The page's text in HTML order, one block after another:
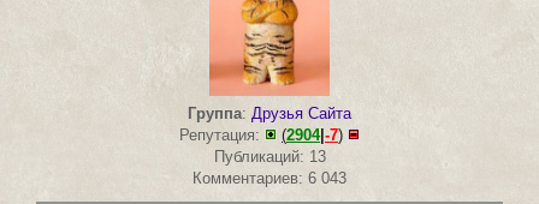
Группа: Друзья Сайта
Репутация:
(2904| -7)
Публикаций: 13
Комментариев: 6 043